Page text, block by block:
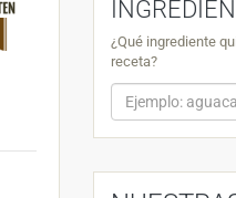
¿Qué ingrediente
receta?